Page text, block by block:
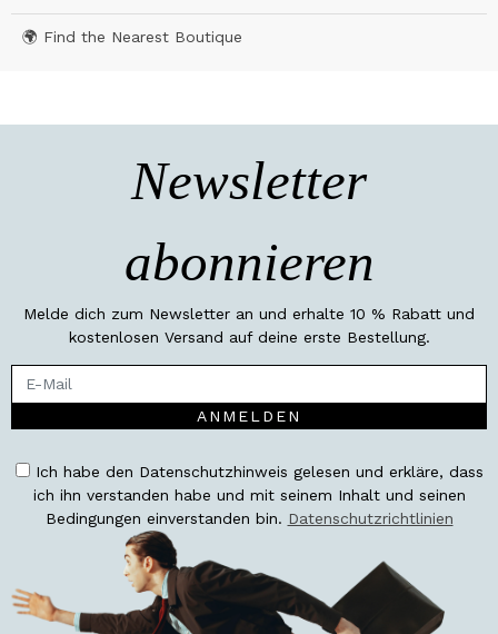
🌍 Find the Nearest Boutique
Newsletter
abonnieren
Melde dich zum Newsletter an und erhalte 10 % Rabatt und
kostenlosen Versand auf deine erste Bestellung.
ANMELDEN
Ich habe den Datenschutzhinweis gelesen und erkläre, dass
ich ihn verstanden habe und mit seinem Inhalt und seinen
Bedingungen einverstanden bin. Datenschutzrichtlinien